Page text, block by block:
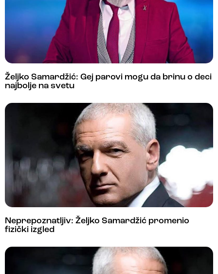
Željko Samardžić: Gej parovi mogu da brinu o deci
najbolje na svetu
Neprepoznatljiv: Željko Samardžić promenio
fizički izgled